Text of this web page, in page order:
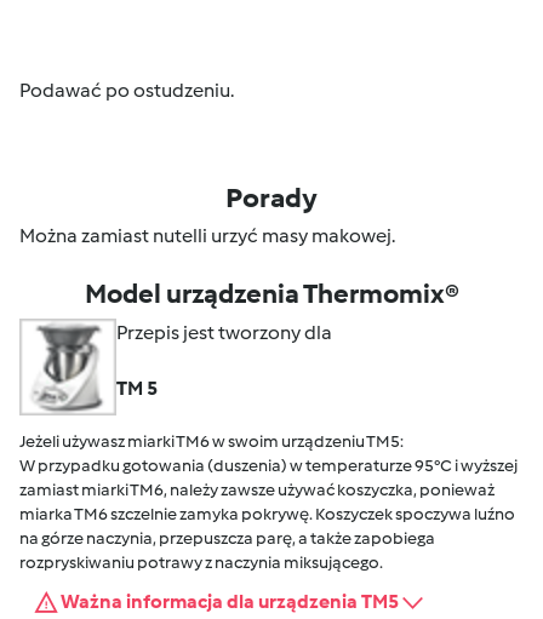
Podawać po ostudzeniu.
Porady
Można zamiast nutelli urzyć masy makowej.
Model urządzenia Thermomix®
Przepis jest tworzony dla
TM 5
Jeżeli używasz miarki TM6 w swoim urządzeniu TM5:
W przypadku gotowania (duszenia) w temperaturze 95°C i wyższej
zamiast miarki TM6, należy zawsze używać koszyczka, ponieważ
miarka TM6 szczelnie zamyka pokrywę. Koszyczek spoczywa luźno
na górze naczynia, przepuszcza parę, a także zapobiega
rozpryskiwaniu potrawy z naczynia miksującego.
Ważna informacja dla urządzenia TM5